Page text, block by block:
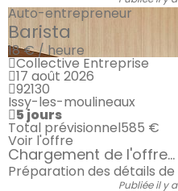
Auto-entrepreneur
Barista
18 € / heure
Collective Entreprise
17 août 2026
92130
Issy-les-moulineaux
5 jours
Total prévisionnel585 €
Voir l'offre
Chargement de l'offre...
Préparation des détails
Publiée il y